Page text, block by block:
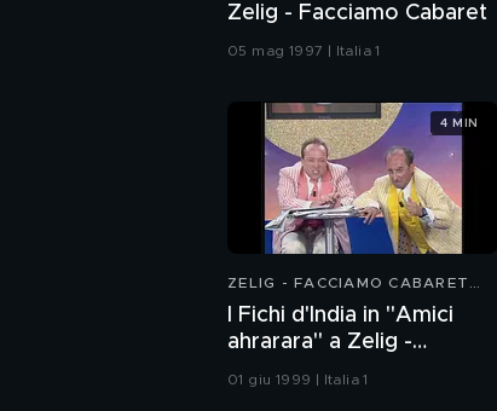
Zelig - Facciamo Cabaret
05 mag 1997 | Italia 1
ZELIG - FACCIAMO CABARET
I Fichi d'India in "Amici
ahrarara" a Zelig -
Facciamo Cabaret 1999
01 giu 1999 | Italia 1
4 MIN